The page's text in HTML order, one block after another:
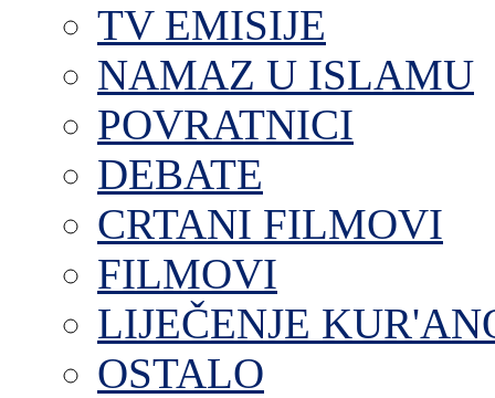
TV EMISIJE
NAMAZ U ISLAMU
POVRATNICI
DEBATE
CRTANI FILMOVI
FILMOVI
LIJEČENJE
OSTALO